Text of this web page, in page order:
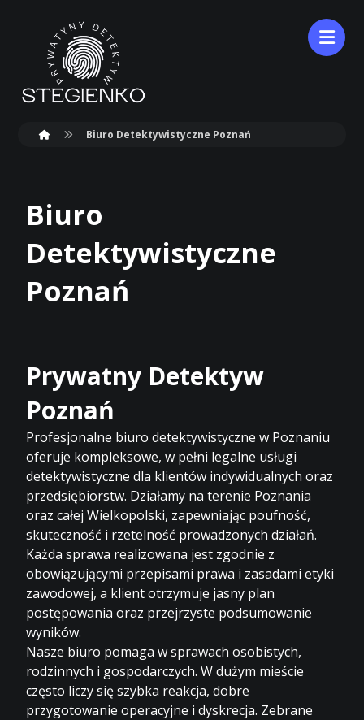
Biuro Detektywistyczne Poznań
Biuro
Detektywistyczne
Poznań
Prywatny Detektyw
Poznań
Profesjonalne biuro detektywistyczne w Poznaniu
oferuje kompleksowe, w pełni legalne usługi
detektywistyczne dla klientów indywidualnych oraz
przedsiębiorstw. Działamy na terenie Poznania
oraz całej Wielkopolski, zapewniając poufność,
skuteczność i rzetelność prowadzonych działań.
Każda sprawa realizowana jest zgodnie z
obowiązującymi przepisami prawa i zasadami etyki
zawodowej, a klient otrzymuje jasny plan
postępowania oraz przejrzyste podsumowanie
wyników.
Nasze biuro pomaga w sprawach osobistych,
rodzinnych i gospodarczych. W dużym mieście
często liczy się szybka reakcja, dobre
przygotowanie operacyjne i dyskrecja. Zebrane